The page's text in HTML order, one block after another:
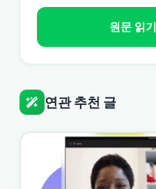
원문 읽기
연관 추천 글